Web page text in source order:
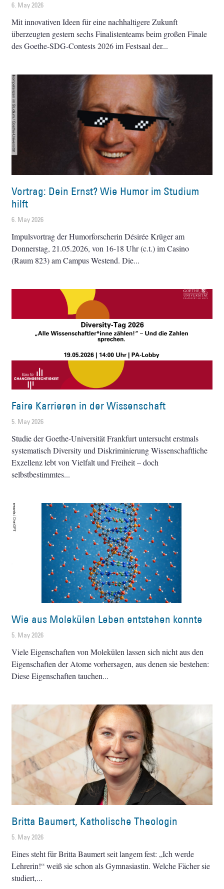
6. May 2026
Mit innovativen Ideen für eine nachhaltigere Zukunft
überzeugten gestern sechs Finalistenteams beim großen Finale
des Goethe-SDG-Contests 2026 im Festsaal der
Vortrag: Dein Ernst? Wie Humor im Studium
hilft
6. May 2026
Impulsvortrag der Humorforscherin Désirée Krüger am
Donnerstag, 21.05.2026, von 16-18 Uhr (c.t.) im Casino
(Raum 823) am Campus Westend. Die
Faire Karrieren in der Wissenschaft
5. May 2026
Studie der Goethe-Universität Frankfurt untersucht erstmals
systematisch Diversity und Diskriminierung Wissenschaftliche
Exzellenz lebt von Vielfalt und Freiheit – doch
selbstbestimmtes
Wie aus Molekülen Leben entstehen konnte
5. May 2026
Viele Eigenschaften von Molekülen lassen sich nicht aus den
Eigenschaften der Atome vorhersagen, aus denen sie bestehen:
Diese Eigenschaften tauchen
Britta Baumert, Katholische Theologin
5. May 2026
Eines steht für Britta Baumert seit langem fest: „Ich werde
Lehrerin!“ weiß sie schon als Gymnasiastin. Welche Fächer sie
studiert,